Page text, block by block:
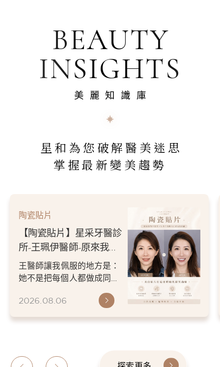
BEAUTY
INSIGHTS
美麗知識庫
星和為您破解醫美迷思
掌握最新變美趨勢
陶瓷貼片
【陶瓷貼片】星采牙醫診
所-王珮伊醫師-從門牙縫
到自信笑容：美白貼片打
造更精緻的微笑曲線
王珮伊醫師在規劃貼片時，
除了考量牙齒本身條件，也
會從臉型比例、唇型弧度、
微笑方式等細節出發，協助
2026.06.26